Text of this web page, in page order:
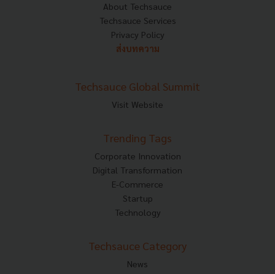
About Techsauce
Techsauce Services
Privacy Policy
ส่งบทความ
Techsauce Global Summit
Visit Website
Trending Tags
Corporate Innovation
Digital Transformation
E-Commerce
Startup
Technology
Techsauce Category
News